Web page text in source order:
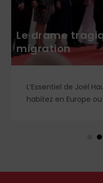
Le drame
migration
L’Essentiel de Joël
habitez en Europe
événements aux
comme l'a rappelé